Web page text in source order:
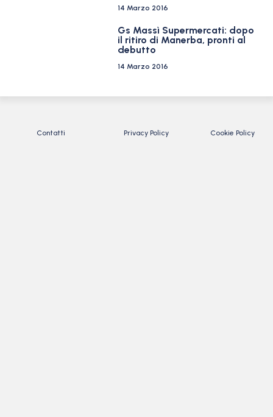
14 Marzo 2016
Gs Massì Supermercati: dopo
il ritiro di Manerba, pronti al
debutto
14 Marzo 2016
Contatti Privacy Policy Cookie Policy